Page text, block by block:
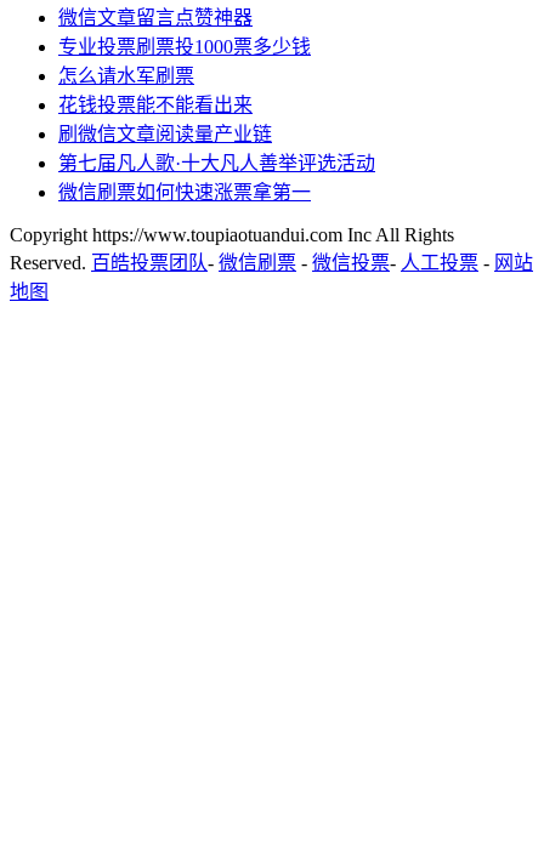
微信文章留言点赞神器
专业投票刷票投1000票多少钱
怎么请水军刷票
花钱投票能不能看出来
刷微信文章阅读量产业链
第七届凡人歌·十大凡人善举评选活动
微信刷票如何快速涨票拿第一
Copyright https://www.toupiaotuandui.com Inc All Rights
Reserved. 百皓投票团队- 微信刷票 - 微信投票- 人工投票 - 网站
地图